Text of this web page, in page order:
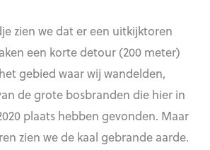
zien we dat er een uitkijktoren
een korte detour (200 meter)
gebied waar wij wandelden,
de grote bosbranden die hier in
plaats hebben gevonden. Maar
zien we de kaal gebrande aarde.